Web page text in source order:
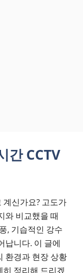
간 CCTV
신가요? 고도가
와 비교했을 때
, 기습적인 강수
납니다. 이 글에
환경과 현장 상황
정리해 드리겠